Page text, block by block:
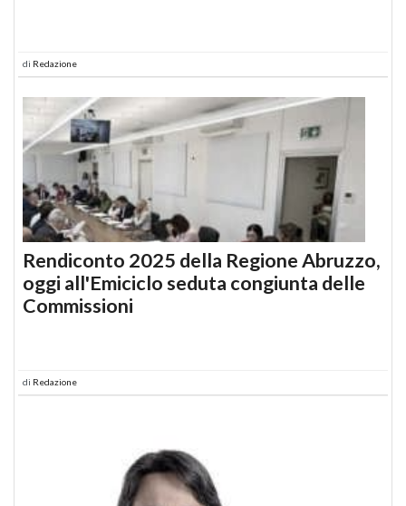
di Redazione
Rendiconto 2025 della Regione Abruzzo,
oggi all'Emiciclo seduta congiunta delle
Commissioni
di Redazione